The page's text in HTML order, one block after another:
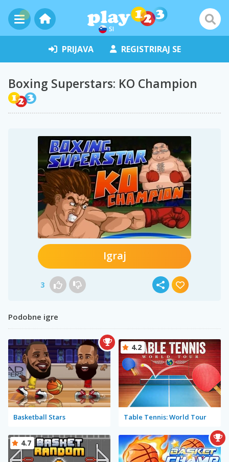
SI
PRIJAVA REGISTRIRAJ SE
Boxing Superstars: KO Champion
Igraj
3
Podobne igre
Basketball Stars Table Tennis: World Tour
4.2
4.7